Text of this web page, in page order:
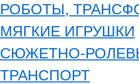
РОБОТЫ,
МЯГКИЕ ИГРУШКИ
СЮЖЕТНО-
ТРАНСПОРТ